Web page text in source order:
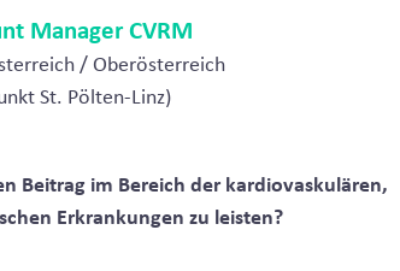
Manager CVRM
/ Oberösterreich
St. Pölten-Linz)
Beitrag im Bereich der kardiovaskulären,
Erkrankungen zu leisten?